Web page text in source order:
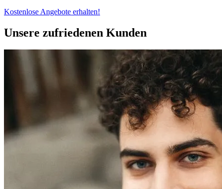
Kostenlose Angebote erhalten!
Unsere zufriedenen Kunden